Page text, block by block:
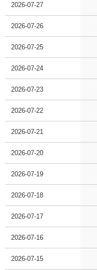
2026-07-27
2026-07-26
2026-07-25
2026-07-24
2026-07-23
2026-07-22
2026-07-21
2026-07-20
2026-07-19
2026-07-18
2026-07-17
2026-07-16
2026-07-15